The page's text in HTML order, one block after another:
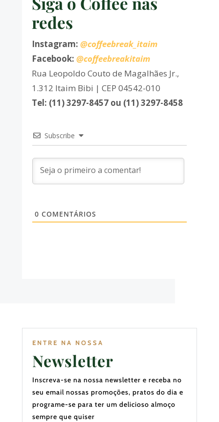
redes
Instagram: @coffeebreak_itaim
Facebook: @coffeebreakitaim
Rua Leopoldo Couto de Magalhães Jr.,
1.312 Itaim Bibi | CEP 04542-010
Tel: (11) 3297-8457 ou (11) 3297-8458
Subscribe
0 COMENTÁRIOS
ENTRE NA NOSSA
Newsletter
Inscreva-se na nossa newsletter e receba no
seu email nossas promoções, pratos do dia e
programe-se para ter um delicioso almoço
sempre que quiser